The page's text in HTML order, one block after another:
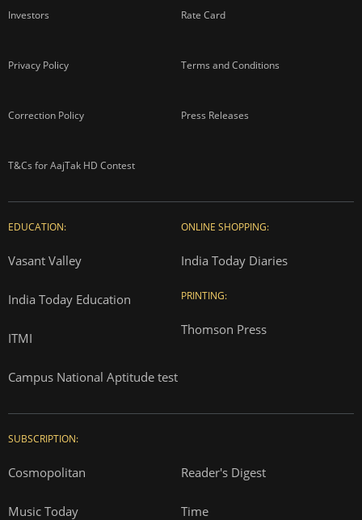
Investors Rate Card
Privacy Policy Terms and Conditions
Correction Policy Press Releases
T&Cs for AajTak HD Contest
EDUCATION:
Vasant Valley
India Today Education
ITMI
Campus National Aptitude test
ONLINE SHOPPING:
India Today Diaries
PRINTING:
Thomson Press
SUBSCRIPTION:
Cosmopolitan Reader's Digest
Music Today Time